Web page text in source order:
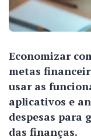
Economizar
metas
usar as
aplicativos e
despesas
das finanças.